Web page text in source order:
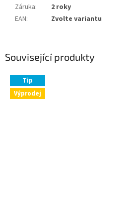
Související produkty
Tip
Výprodej
Záruka:
2 roky
EAN: Zvolte variantu